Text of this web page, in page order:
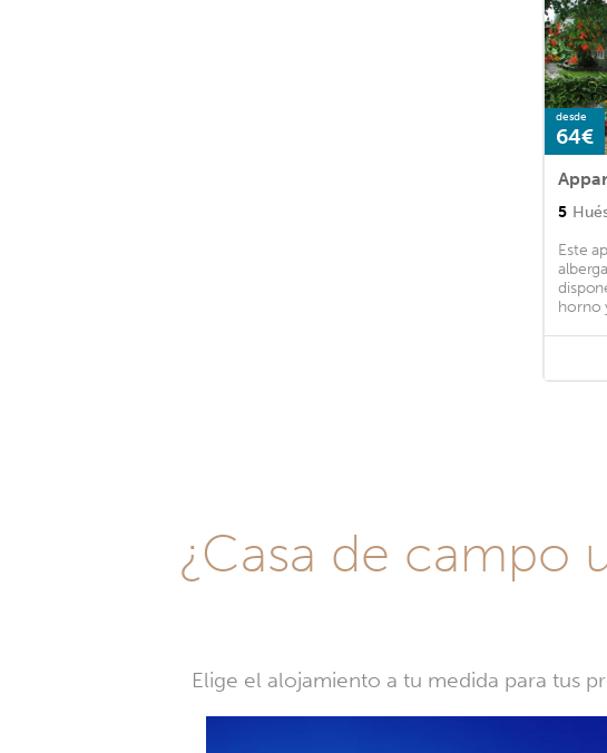
desde
64€
5
Este
horno
¿Casa de campo
Elige el alojamiento a tu medida para tus